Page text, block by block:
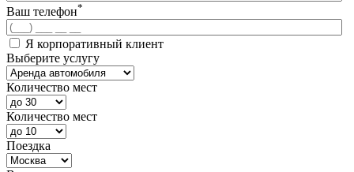
Ваш телефон*
Я корпоративный клиент
Выберите услугу
Количество мест
Количество мест
Поездка